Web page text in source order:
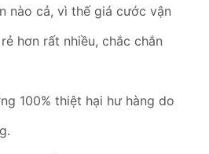
nào cả, vì thế giá cước vận
hơn rất nhiều, chắc chắn
100% thiệt hại hư hàng do